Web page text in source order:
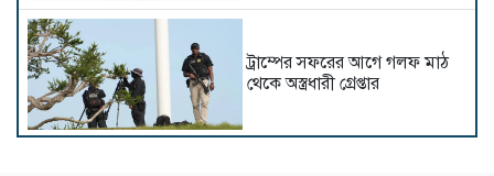
ট্রাম্পের সফরের আগে গলফ মাঠ
থেকে অস্ত্রধারী গ্রেপ্তার